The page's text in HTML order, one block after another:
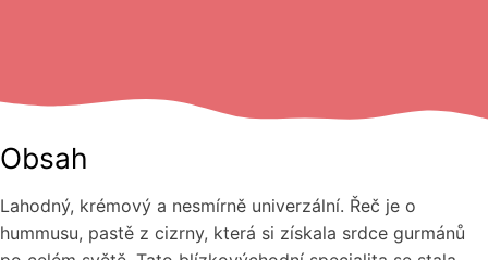
Obsah
Lahodný, krémový a nesmírně univerzální. Řeč je o
hummusu, pastě z cizrny, která si získala srdce gurmánů